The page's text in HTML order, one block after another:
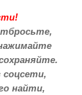
найти,